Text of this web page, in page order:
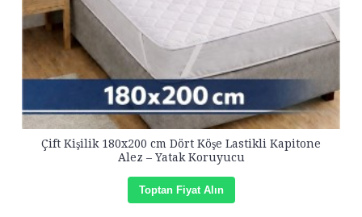
Çift Kişilik 180x200 cm Dört Köşe Lastikli Kapitone
Alez – Yatak Koruyucu
Toptan Fiyat Alın